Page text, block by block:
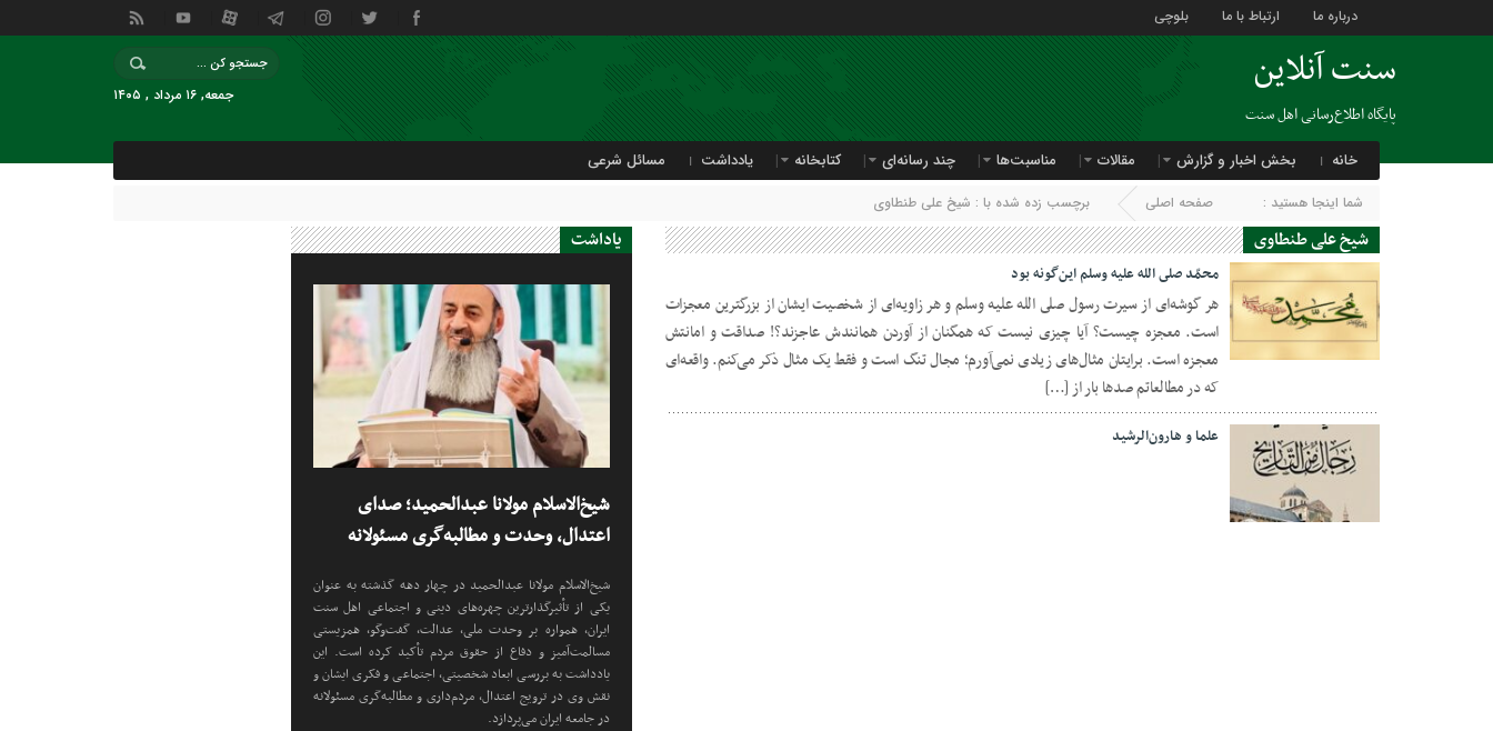
درباره ما ارتباط با ما بلوچی
سنت آنلاین
پایگاه اطلاع‌رسانی اهل سنت
جمعه, ۱۶ مرداد , ۱۴۰۵
خانه بخش اخبار و گزارش مقالات مناسبت‌ها چند رسانه‌ای کتابخانه یادداشت مسائل شرعی
شما اینجا هستید : صفحه اصلی برچسب زده شده با : شیخ علی طنطاوی
شیخ علی طنطاوی
01 اکتبر 2024
محمّد صلى الله علیه وسلم این‌گونه بود
هر گوشه‌ای از سیرت رسول صلى الله علیه وسلم و هر زاویه‌ای از شخصیت ایشان از بزرگترین معجزات
است. معجزه چیست؟ آیا چیزی نیست که همگنان از آوردن همانندش عاجزند؟! صداقت و امانتش
معجزه است. برایتان مثال‌های زیادی نمی‌آورم؛ مجال تنگ است و فقط یک مثال ذکر می‌کنم. واقعه‌ای
که در مطالعاتم صدها بار از […]
علما و هارون‌الرشید
یاداشت
شیخ‌الاسلام مولانا عبدالحمید؛ صدای
اعتدال، وحدت و مطالبه‌گری مسئولانه
شیخ‌الاسلام مولانا عبدالحمید در چهار دهه گذشته به عنوان
یکی از تأثیرگذارترین چهره‌های دینی و اجتماعی اهل سنت
ایران، همواره بر وحدت ملی، عدالت، گفت‌وگو، همزیستی
مسالمت‌آمیز و دفاع از حقوق مردم تأکید کرده است. این
یادداشت به بررسی ابعاد شخصیتی، اجتماعی و فکری ایشان و
نقش وی در ترویج اعتدال، مردم‌داری و مطالبه‌گری مسئولانه
در جامعه ایران می‌پردازد.